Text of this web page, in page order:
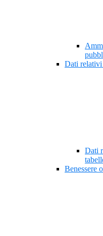
Dati relativi
Dati
Benessere